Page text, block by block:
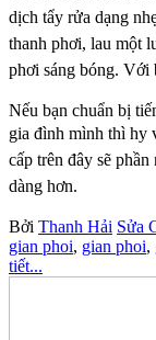
dịch tẩy rửa dạng
thanh phơi, lau một
phơi sáng bóng. Với
Nếu bạn chuẩn bị
gia đình mình thì hy
cấp trên đây sẽ
dàng hơn.
Bởi Thanh Hải Sửa
gian phoi, gian phoi,
tiết...